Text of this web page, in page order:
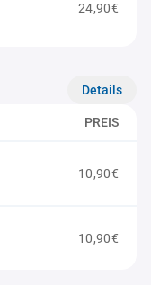
24,90€
Details
PREIS
10,90€
10,90€